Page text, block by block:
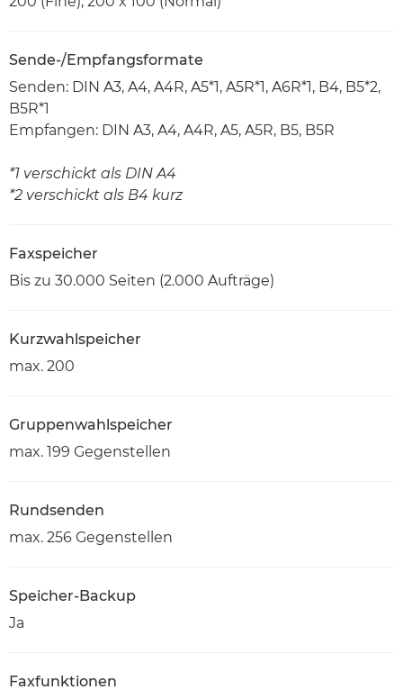
Sende-/Empfangsformate
Senden: DIN A3, A4, A4R, A5*1, A5R*1, A6R*1, B4, B5*2,
B5R*1
Empfangen: DIN A3, A4, A4R, A5, A5R, B5, B5R
*1 verschickt als DIN A4
*2 verschickt als B4 kurz
Faxspeicher
Bis zu 30.000 Seiten (2.000 Aufträge)
Kurzwahlspeicher
max. 200
Gruppenwahlspeicher
max. 199 Gegenstellen
Rundsenden
max. 256 Gegenstellen
Speicher-Backup
Ja
Faxfunktionen